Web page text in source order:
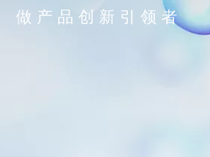
做产品创新引领者